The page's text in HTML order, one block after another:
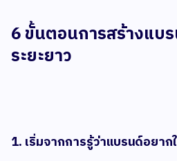
6 ขั้นตอนการสร้างแบ
ระยะยาว
1. เริ่มจากการรู้ว่าแบรนด์อยาก